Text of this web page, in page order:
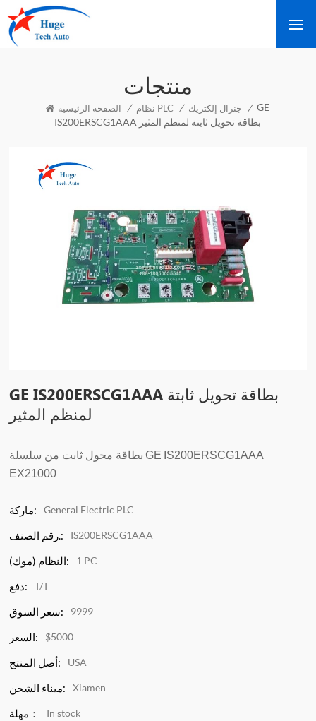
منتجات
الصفحة الرئيسية / نظام PLC / جنرال إلكتريك / GE
IS200ERSCG1AAA بطاقة تحويل ثابتة لمنظم المثير
GE IS200ERSCG1AAA بطاقة تحويل ثابتة
لمنظم المثير
بطاقة محول ثابت من سلسلة GE IS200ERSCG1AAA
EX21000
ماركة: General Electric PLC
رقم الصنف.: IS200ERSCG1AAA
النظام (موك): 1 PC
دفع: T/T
سعر السوق: 9999
السعر: $5000
أصل المنتج: USA
ميناء الشحن: Xiamen
مهلة： In stock